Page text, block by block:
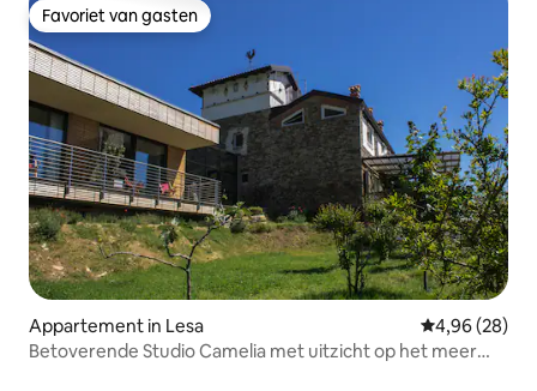
Favoriet van gasten
Favoriet van gasten
Appartement in Lesa Gemiddelde
4,96 (28)
Betoverende Studio Camelia met uitzicht op het meer